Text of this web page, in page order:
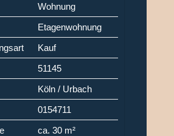
Porz (Urbach)
Wohnung
Etagenwohnung
Kauf
51145
Köln / Urbach
0154711
ca. 30 m²